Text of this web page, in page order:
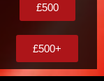
£500
£500+